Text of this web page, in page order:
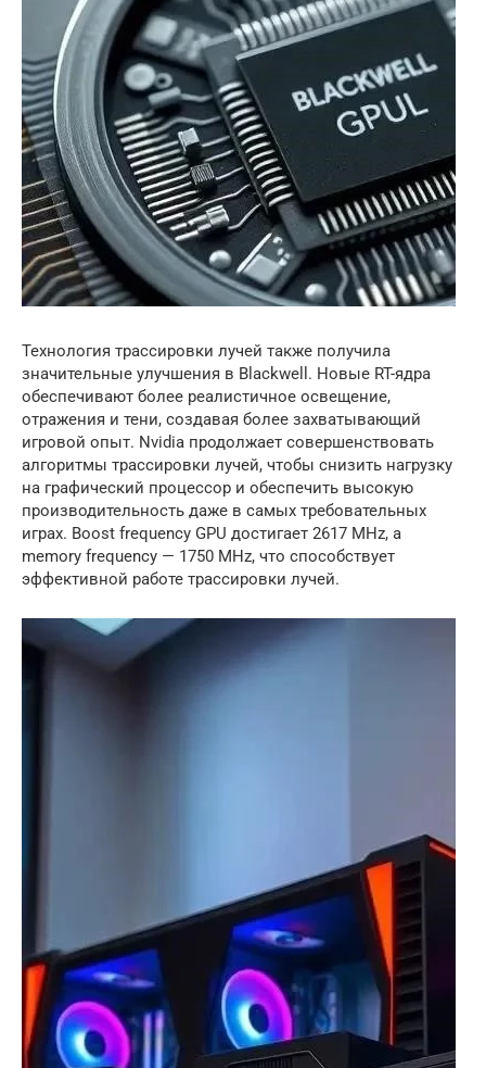
Технология трассировки лучей также получила
значительные улучшения в Blackwell. Новые RT-ядра
обеспечивают более реалистичное освещение,
отражения и тени, создавая более захватывающий
игровой опыт. Nvidia продолжает совершенствовать
алгоритмы трассировки лучей, чтобы снизить нагрузку
на графический процессор и обеспечить высокую
производительность даже в самых требовательных
играх. Boost frequency GPU достигает 2617 MHz, а
memory frequency — 1750 MHz, что способствует
эффективной работе трассировки лучей.